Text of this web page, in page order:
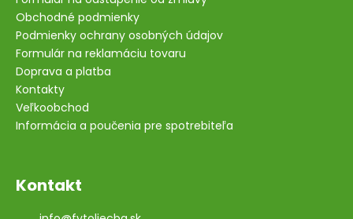
Obchodné podmienky
Podmienky ochrany osobných údajov
Formulár na reklamáciu tovaru
Doprava a platba
Kontakty
Veľkoobchod
Informácia a poučenia pre spotrebiteľa
Kontakt